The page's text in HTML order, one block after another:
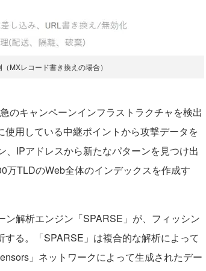
MXレコード書き換えの場合）
のキャンペーンインフラストラクチャを検出
用している中継ポイントから攻撃データを
IPアドレスから新たなパターンを見つけ出
万TLDのWeb全体のインデックスを作成す
解析エンジン「SPARSE」が、フィッシン
る。「SPARSE」は複合的な解析によって
」ネットワークによって生成されたデー